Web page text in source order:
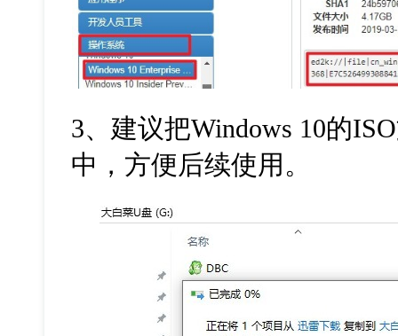
3、建议把Windows 10的ISO
中，方便后续使用。